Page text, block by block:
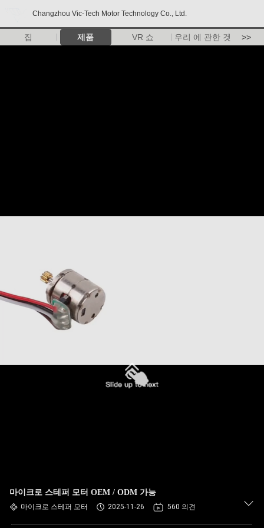
Changzhou Vic-Tech Motor Technology Co., Ltd.
집 제품 VR 쇼 우리 에 관한 것 >>
마이크로 스테퍼 모터 OEM / ODM 가능
마이크로 스테퍼 모터 2025-11-26 560 의견